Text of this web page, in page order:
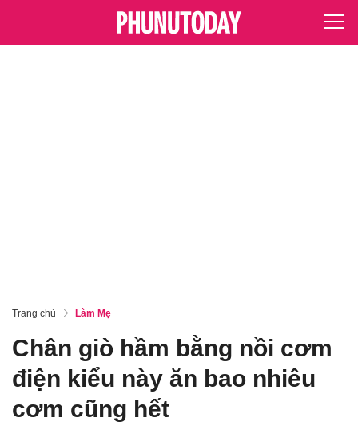
Trang chủ Làm Mẹ
Chân giò hầm bằng nồi cơm
điện kiểu này ăn bao nhiêu
cơm cũng hết